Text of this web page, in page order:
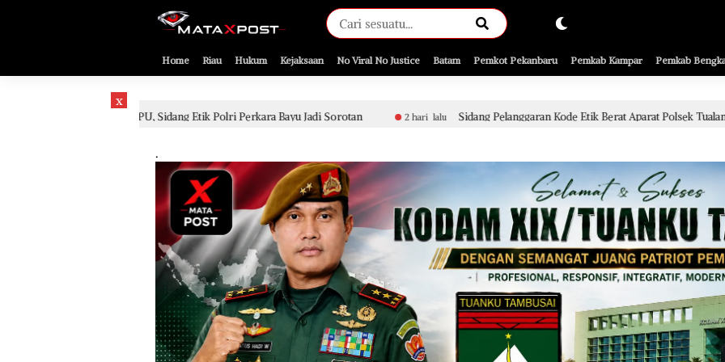
[gnpub_google_news_follow]
Home Riau Hukum Kejaksaan No Viral No Justice Batam Pemkot Pekanbaru Pemkab Kampar Pemkab
x
Sidang Etik Polri Perkara Bayu Jadi Sorotan 2 hari lalu Sidang Pelanggaran Kode Etik Berat Aparat Polsek Tualang Terkait Penyidikan Perkara
.